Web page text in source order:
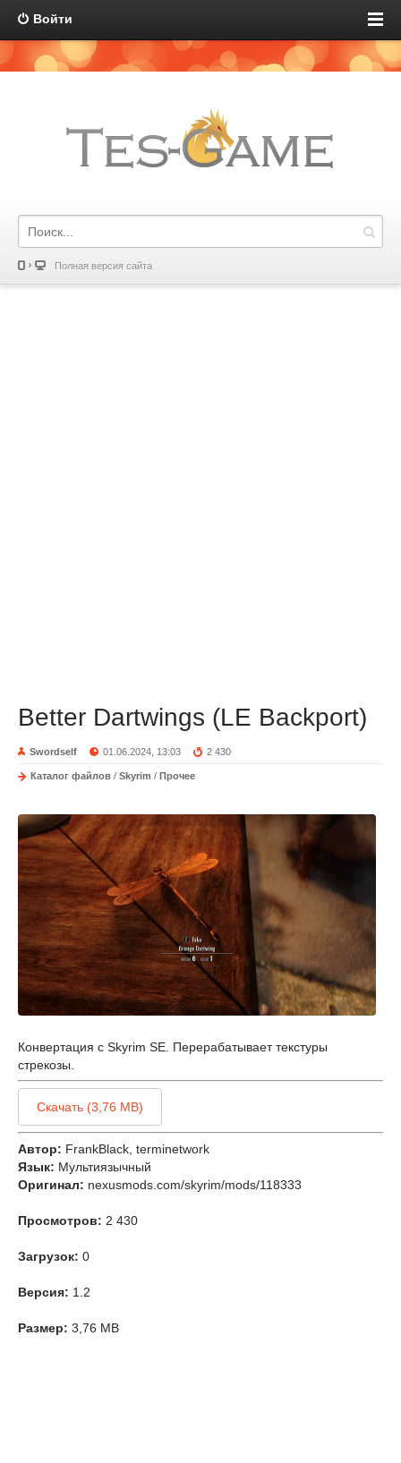
Войти
Полная версия сайта
Better Dartwings (LE Backport)
Swordself 01.06.2024, 13:03 2 430
Каталог файлов / Skyrim / Прочее
Конвертация с Skyrim SE. Перерабатывает текстуры
стрекозы.
Скачать (3,76 MB)
Автор: FrankBlack, terminetwork
Язык: Мультиязычный
Оригинал: nexusmods.com/skyrim/mods/118333
Просмотров: 2 430
Загрузок: 0
Версия: 1.2
Размер: 3,76 MB